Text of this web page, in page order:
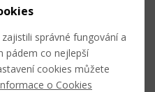
správné fungování a
pádem co nejlepší
cookies můžete
o Cookies